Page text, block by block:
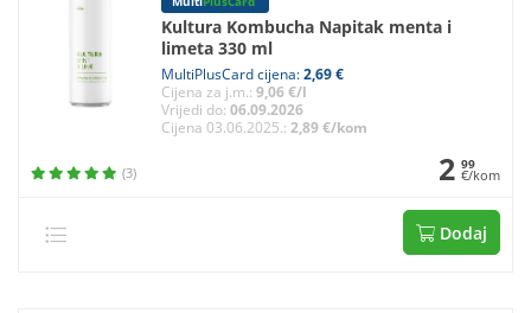
Kultura Kombucha Napitak menta i
limeta 330 ml
MultiPlusCard cijena:2,69 €
Cijena za j.m.:9,06 €/l
Vrijedi do:06.09.2026
Cijena 03.06.2025.:2,89 €/kom
(3) 2 99
€/kom
Dodaj